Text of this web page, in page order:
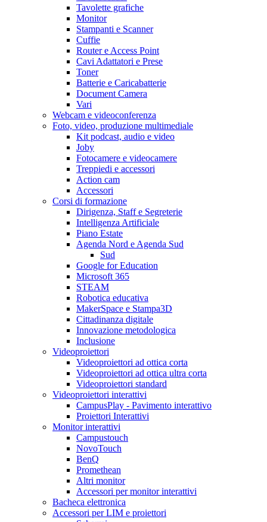
Tavolette grafiche
Monitor
Stampanti e Scanner
Cuffie
Router e Access Point
Cavi Adattatori e Prese
Toner
Batterie e Caricabatterie
Document Camera
Vari
Webcam e videoconferenza
Foto, video, produzione multimediale
Kit podcast, audio e video
Joby
Fotocamere e videocamere
Treppiedi e accessori
Action cam
Accessori
Corsi di formazione
Dirigenza, Staff e Segreterie
Intelligenza Artificiale
Piano Estate
Agenda Nord e Agenda Sud
Sud
Google for Education
Microsoft 365
STEAM
Robotica educativa
MakerSpace e Stampa3D
Cittadinanza digitale
Innovazione metodologica
Inclusione
Videoproiettori
Videoproiettori ad ottica corta
Videoproiettori ad ottica ultra corta
Videoproiettori standard
Videoproiettori interattivi
CampusPlay - Pavimento interattivo
Proiettori Interattivi
Monitor interattivi
Campustouch
NovoTouch
BenQ
Promethean
Altri monitor
Accessori per monitor interattivi
Bacheca elettronica
Accessori per LIM e proiettori